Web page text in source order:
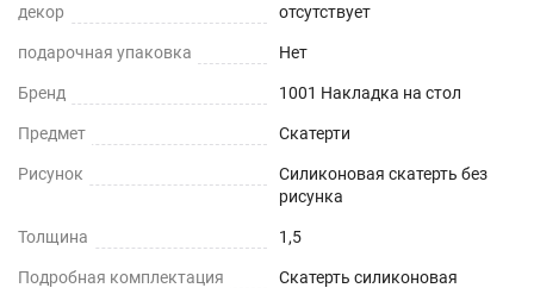
Не желтеет со временем
Не нужно клеить
Прочность и износостойкость
Защита поверхностей от механических
повреждений – сколы, вмятины, царапины.
декор отсутствует
подарочная упаковка Нет
Бренд 1001 Накладка на стол
Предмет Скатерти
Рисунок
Силиконовая скатерть без
рисунка
Толщина 1,5
Подробная комплектация
Скатерть силиконовая